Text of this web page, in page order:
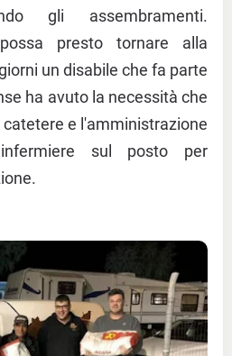
gli assembramenti.
presto tornare alla
un disabile che fa parte
ha avuto la necessità che
e l'amministrazione
sul posto per